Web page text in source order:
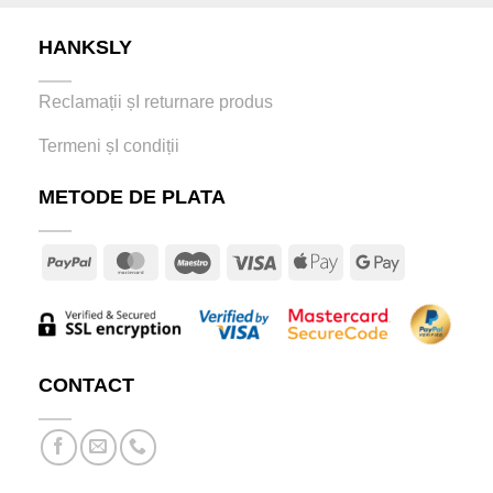
HANKSLY
Reclamații șI returnare produs
Termeni șI condiții
METODE DE PLATA
PayPal MasterCardMaestro Visa
Apple
Google
CONTACT